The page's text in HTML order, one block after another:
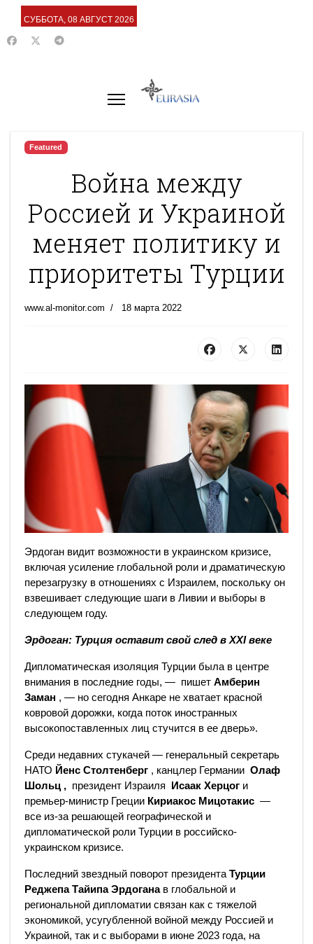
СУББОТА, 08 АВГУСТ 2026
Featured
Война между
Россией и Украиной
меняет политику и
приоритеты Турции
www.al-monitor.com 18 марта 2022
Эрдоган видит возможности в украинском кризисе,
включая усиление глобальной роли и драматическую
перезагрузку в отношениях с Израилем, поскольку он
взвешивает следующие шаги в Ливии и выборы в
следующем году.
Эрдоган: Турция оставит свой след в XXI веке
Дипломатическая изоляция Турции была в центре
внимания в последние годы, — пишет Амберин
Заман , — но сегодня Анкаре не хватает красной
ковровой дорожки, когда поток иностранных
высокопоставленных лиц стучится в ее дверь».
Среди недавних стукачей — генеральный секретарь
НАТО Йенс Столтенберг , канцлер Германии Олаф
Шольц , президент Израиля Исаак Херцог и
премьер-министр Греции Кириакос Мицотакис —
все из-за решающей географической и
дипломатической роли Турции в российско-
украинском кризисе.
Последний звездный поворот президентаТурции
Реджепа Тайипа Эрдоганав глобальной и
региональной дипломатии связан как с тяжелой
экономикой, усугубленной войной между Россией и
Украиной, так и с выборами в июне 2023 года, на